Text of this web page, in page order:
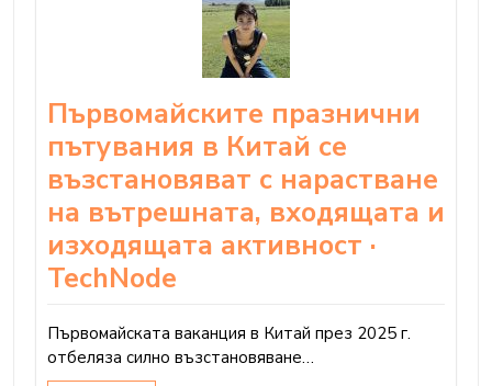
Първомайските празнични
пътувания в Китай се
възстановяват с нарастване
на вътрешната, входящата и
изходящата активност ·
TechNode
Първомайската ваканция в Китай през 2025 г.
отбеляза силно възстановяване…